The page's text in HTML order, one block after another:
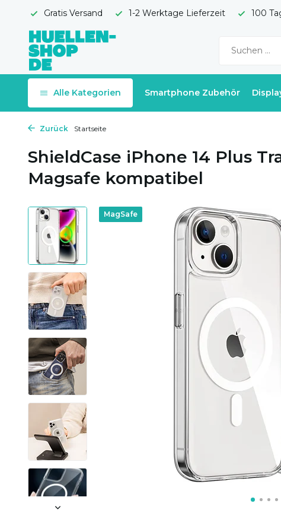
Gratis Versand 1-2 Werktage Lieferzeit 100
Alle Kategorien Smartphone Zubehör
Zurück Startseite
ShieldCase iPhone 14 Plus
Magsafe kompatibel
MagSafe